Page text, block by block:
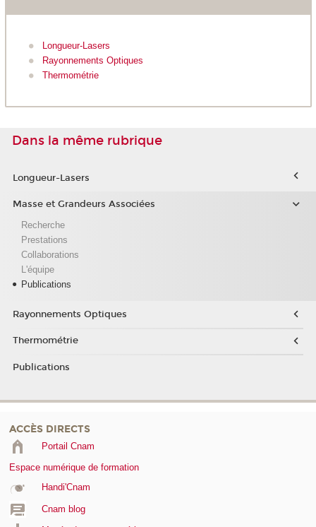
Longueur-Lasers
Rayonnements Optiques
Thermométrie
Dans la même rubrique
Longueur-Lasers
Masse et Grandeurs Associées
Recherche
Prestations
Collaborations
L'équipe
Publications
Rayonnements Optiques
Thermométrie
Publications
ACCÈS DIRECTS
Portail Cnam
Espace numérique de formation
Handi'Cnam
Cnam blog